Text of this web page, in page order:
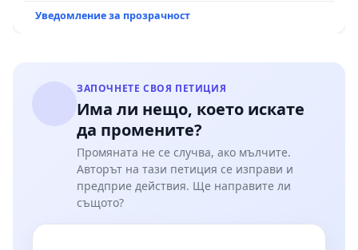
Мирово - к.к. Момин проход
Уведомление за прозрачност
ЗАПОЧНЕТЕ СВОЯ ПЕТИЦИЯ
Има ли нещо, което искате
да промените?
Промяната не се случва, ако мълчите.
Авторът на тази петиция се изправи и
предприе действия. Ще направите ли
същото?